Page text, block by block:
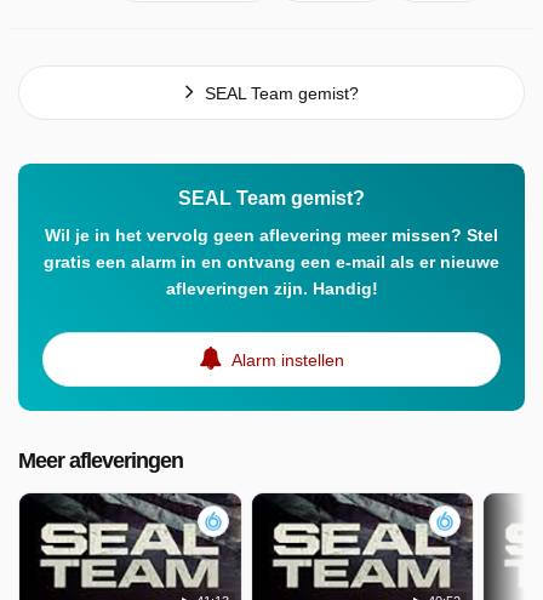
SEAL Team gemist?
SEAL Team gemist?
Wil je in het vervolg geen aflevering meer missen? Stel
gratis een alarm in en ontvang een e-mail als er nieuwe
afleveringen zijn. Handig!
Alarm instellen
Meer afleveringen